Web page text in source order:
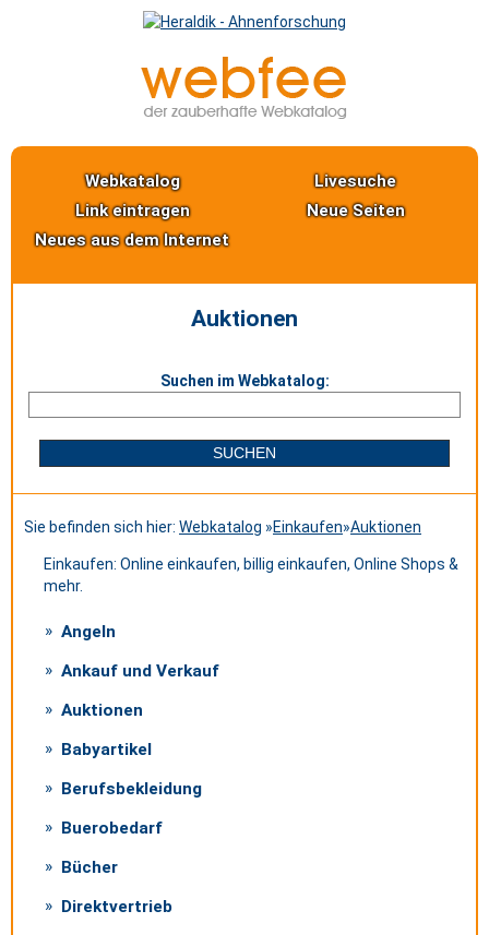
Webkatalog
Livesuche
Link eintragen
Neue Seiten
Neues aus dem Internet
Auktionen
Suchen im Webkatalog:
Sie befinden sich hier: Webkatalog »Einkaufen»Auktionen
Einkaufen: Online einkaufen, billig einkaufen, Online Shops &
mehr.
Angeln
Ankauf und Verkauf
Auktionen
Babyartikel
Berufsbekleidung
Buerobedarf
Bücher
Direktvertrieb